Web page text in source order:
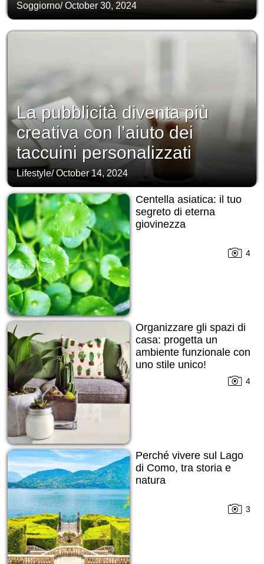
Soggiorno/October 30, 2024
La pubblicità diventa più
creativa con l’aiuto dei
taccuini personalizzati
Lifestyle/October 14, 2024
Centella asiatica: il tuo
segreto di eterna
giovinezza
4
Organizzare gli spazi di
casa: progetta un
ambiente funzionale con
uno stile unico!
4
Perché vivere sul Lago
di Como, tra storia e
natura
3